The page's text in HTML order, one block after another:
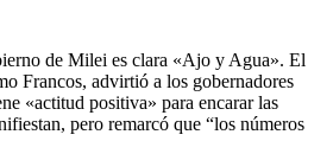
de Milei es clara «Ajo y Agua». El
Francos, advirtió a los gobernadores
«actitud positiva» para encarar las
pero remarcó que “los números